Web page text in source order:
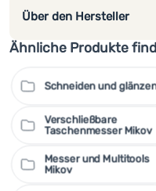
PVC-Hülle
Über den Hersteller
Ähnliche Produkte
Schneiden und
Verschließbare
Taschenmesser Mikov
Messer und Multitools
Mikov